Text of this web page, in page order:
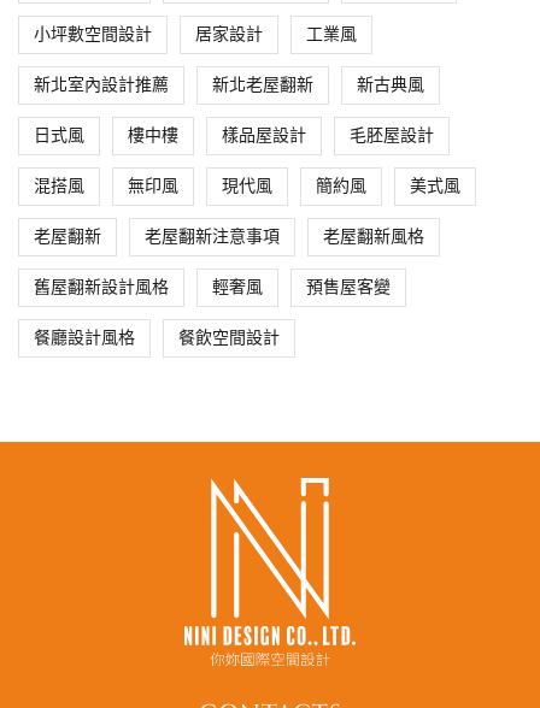
小坪數空間設計 居家設計 工業風
新北室內設計推薦 新北老屋翻新 新古典風
日式風 樓中樓 樣品屋設計 毛胚屋設計
混搭風 無印風 現代風 簡約風 美式風
老屋翻新 老屋翻新注意事項 老屋翻新風格
舊屋翻新設計風格 輕奢風 預售屋客變
餐廳設計風格 餐飲空間設計